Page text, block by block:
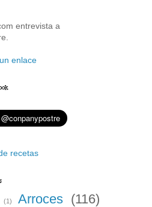
entrevista a
enlace
(1) Arroces (116)